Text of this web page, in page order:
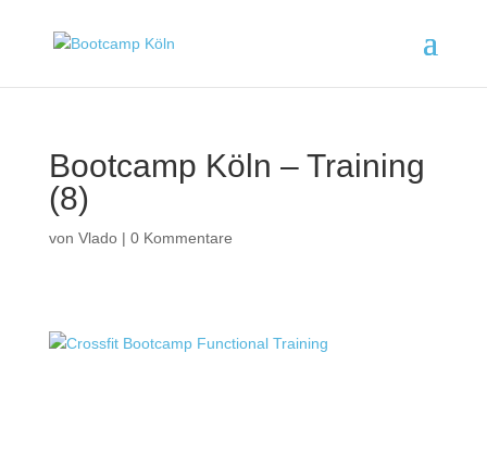
Bootcamp Köln – Training
(8)
von Vlado| 0 Kommentare